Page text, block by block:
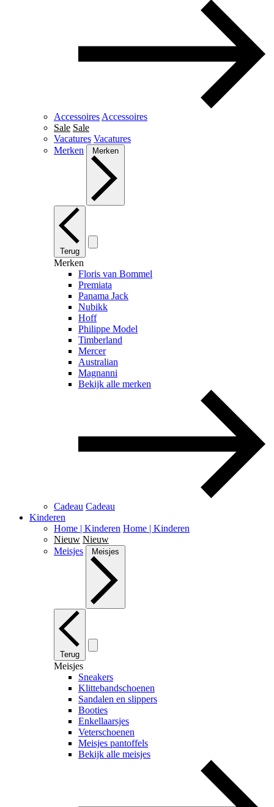
Accessoires Accessoires
Sale Sale
Vacatures Vacatures
Merken
Merken
Terug
Merken
Floris van Bommel
Premiata
Panama Jack
Nubikk
Hoff
Philippe Model
Timberland
Mercer
Australian
Magnanni
Bekijk alle merken
Cadeau Cadeau
Kinderen
Home | Kinderen Home | Kinderen
Nieuw Nieuw
Meisjes
Meisjes
Terug
Meisjes
Sneakers
Klittebandschoenen
Sandalen en slippers
Booties
Enkellaarsjes
Veterschoenen
Meisjes pantoffels
Bekijk alle meisjes